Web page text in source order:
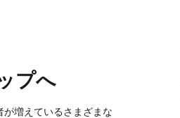
プへ
が​増えているさまざまな​